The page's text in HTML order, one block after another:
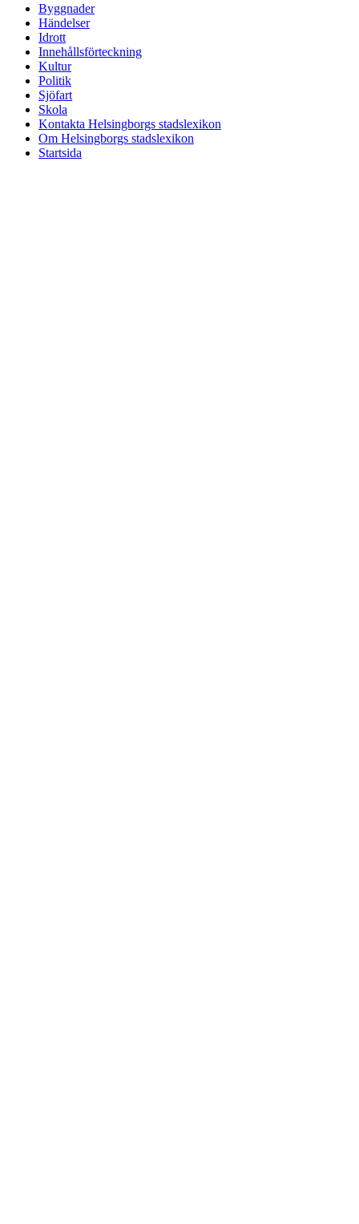
Byggnader
Händelser
Idrott
Innehållsförteckning
Kultur
Politik
Sjöfart
Skola
Kontakta Helsingborgs stadslexikon
Om Helsingborgs stadslexikon
Startsida